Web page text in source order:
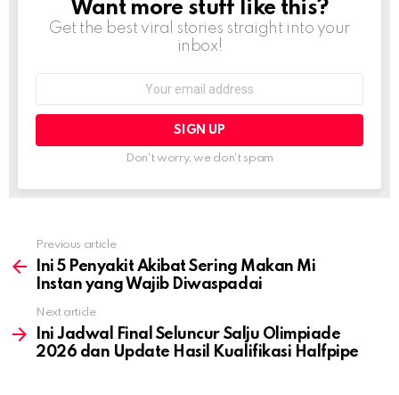
NEWSLETTER
Want more stuff like this?
Get the best viral stories straight into your
inbox!
Don't worry, we don't spam
more
Previous article
Ini 5 Penyakit Akibat Sering Makan Mi
Instan yang Wajib Diwaspadai
Next article
Ini Jadwal Final Seluncur Salju Olimpiade
2026 dan Update Hasil Kualifikasi Halfpipe